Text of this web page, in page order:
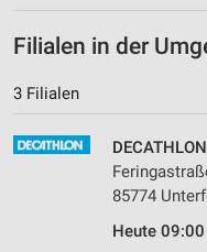
Filialen in der
3 Filialen
85774
Heute